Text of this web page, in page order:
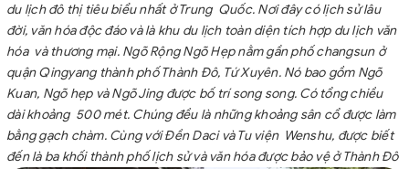
du lịch đô thị tiêu biểu nhất ở Trung Quốc. Nơi đây có lịch sử lâu
đời, văn hóa độc đáo và là khu du lịch toàn diện tích hợp du lịch văn
hóa và thương mại. Ngõ Rộng Ngõ Hẹp nằm gần phố changsun ở
quận Qingyang thành phố Thành Đô, Tứ Xuyên. Nó bao gồm Ngõ
Kuan, Ngõ hẹp và Ngõ Jing được bố trí song song. Có tổng chiều
dài khoảng 500 mét. Chúng đều là những khoảng sân cổ được làm
bằng gạch chàm. Cùng với Đền Daci và Tu viện Wenshu, được biết
đến là ba khối thành phố lịch sử và văn hóa được bảo vệ ở Thành Đô